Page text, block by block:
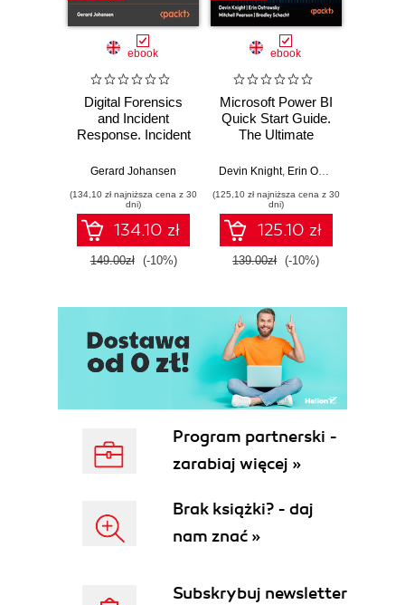
ebook
Digital Forensics
and Incident
Response. Incident
and techniques for
threat response -
Fourth Edition
Gerard Johansen
(134,10 zł najniższa cena z 30
dni)
134.10 zł
149.00zł (-10%)
ebook
Microsoft Power BI
Quick Start Guide.
The Ultimate
to Power BI, Data
Tools, and
Microsoft Fabric -
Fourth Edition
Devin Knight, Erin Ostrowsky
(125,10 zł najniższa cena z 30
dni)
125.10 zł
139.00zł (-10%)
Program partnerski -
zarabiaj więcej »
Brak książki? - daj
nam znać »
Subskrybuj newsletter